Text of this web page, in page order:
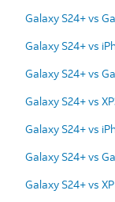
Galaxy S24+ vs
Galaxy S24+ vs
Galaxy S24+ vs
Galaxy S24+ vs
Galaxy S24+ vs
Galaxy S24+ vs
Galaxy S24+ vs